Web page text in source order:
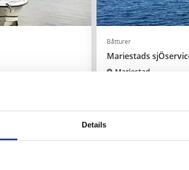
Details
Båtturer
Mariestads
Mariestad
Läs mer